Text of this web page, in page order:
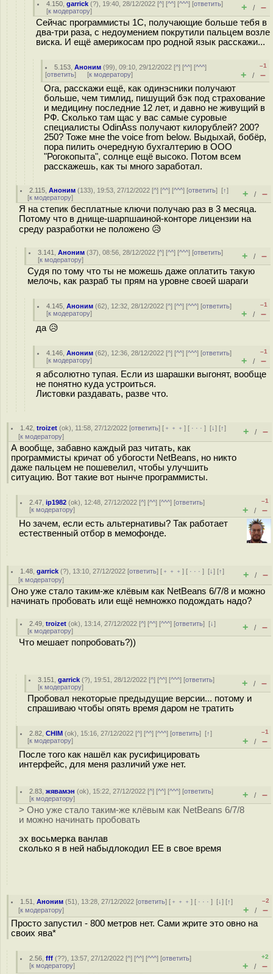
4.150 ,garrick (?), 19:40, 28/12/2022 [^] [^^] [^^^] [ответить]
[к модератору] + / –
Сейчас программисты 1С, получающие больше тебя в
два-три раза, с недоумением покрутили пальцем возле
виска. И ещё америкосам про родной язык расскажи...
5.153 ,Аноним (99), 09:10, 29/12/2022 [^] [^^] [^^^]
[ответить] [к модератору]
–1
+ / –
Ога, расскажи ещё, как одинэсники получают
больше, чем тимлид, пишущий бэк под страхование
и медицину последние 12 лет, и давно не живущий в
РФ. Сколько там щас у вас самые суровые
специалисты OdinAss получают килорублей? 200?
250? Тоже мне the voice from below. Выдыхай, бобёр,
пора пилить очередную бухгалтерию в ООО
"Рогокопыта", солнце ещё высоко. Потом всем
расскажешь, как ты много заработал.
2.115 ,Аноним (133), 19:53, 27/12/2022 [^] [^^] [^^^] [ответить][↑]
[к модератору] + / –
Я на степик бесплатные ключи получаю раз в 3 месяца.
Потому что в днище-шарпшаиной-конторе лицензии на
среду разработки не положено 😥
3.141 ,Аноним (37), 08:56, 28/12/2022 [^] [^^] [^^^] [ответить]
[к модератору] + / –
Судя по тому что ты не можешь даже оплатить такую
мелочь, как разраб ты прям на уровне своей шараги
4.145 ,Аноним (62), 12:32, 28/12/2022 [^] [^^] [^^^] [ответить]
[к модератору]
–1
+ / –
да 😥
4.146 ,Аноним (62), 12:36, 28/12/2022 [^] [^^] [^^^] [ответить]
[к модератору]
–1
+ / –
я абсолютно тупая. Если из шарашки выгонят, вообще
не понятно куда устроиться.
Листовки раздавать, разве что.
1.42 ,troizet (ok), 11:58, 27/12/2022 [ответить] [ ﹢﹢﹢] [ · · ·][↓] [↑]
[к модератору] + / –
А вообще, забавно каждый раз читать, как
программисты кричат об убогости NetBeans, но никто
даже пальцем не пошевелил, чтобы улучшить
ситуацию. Вот такие вот нынче программисты.
2.47 ,ip1982 (ok), 12:48, 27/12/2022 [^] [^^] [^^^] [ответить]
[к модератору]
–1
+ / –
Но зачем, если есть альтернативы? Так работает
естественный отбор в мемофонде.
1.48 ,garrick (?), 13:10, 27/12/2022 [ответить] [ ﹢﹢﹢] [ · · ·][↓] [↑]
[к модератору] + / –
Оно уже стало таким-же клёвым как NetBeans 6/7/8 и можно
начинать пробовать или ещё немножко подождать надо?
2.49 ,troizet (ok), 13:14, 27/12/2022 [^] [^^] [^^^] [ответить][↓]
[к модератору] + / –
Что мешает попробовать?))
3.151 ,garrick (?), 19:51, 28/12/2022 [^] [^^] [^^^] [ответить]
[к модератору] + / –
Пробовал некоторые предыдущие версии... потому и
спрашиваю чтобы опять время даром не тратить
2.82 ,CHIM (ok), 15:16, 27/12/2022 [^] [^^] [^^^] [ответить][↑]
[к модератору]
–1
+ / –
После того как нашёл как русифицировать
интерфейс, для меня различий уже нет.
2.83 ,жявамэн (ok), 15:22, 27/12/2022 [^] [^^] [^^^] [ответить]
[к модератору] + / –
> Оно уже стало таким-же клёвым как NetBeans 6/7/8
и можно начинать пробовать
эх восьмерка ванлав
сколько я в ней набыдлокодил ЕЕ в свое время
1.51 ,Аноним (51), 13:28, 27/12/2022 [ответить] [ ﹢﹢﹢] [ · · ·][↓] [↑]
[к модератору]
–2
+ / –
Просто запустил - 800 метров нет. Сами жрите это овно на
своих ява*
2.56 ,fff (??), 13:57, 27/12/2022 [^] [^^] [^^^] [ответить]
[к модератору]
+2
+ / –